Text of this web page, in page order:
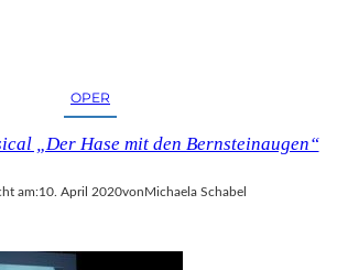
OPER
„Der Hase mit den Bernsteinaugen“
am:10. April 2020von Michaela Schabel